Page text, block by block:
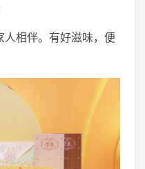
人相伴。有好滋味，便